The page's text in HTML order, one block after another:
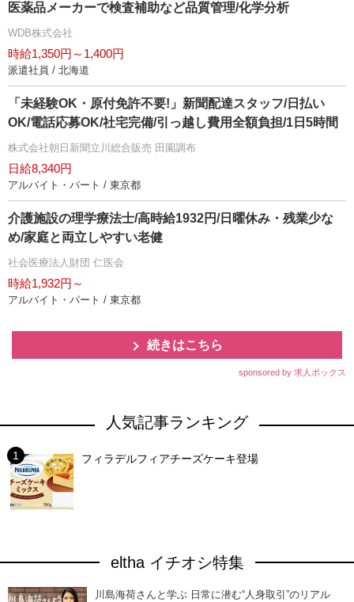
医薬品メーカーで検査補助など品質管理/化学分析
WDB株式会社
時給1,350円～1,400円
派遣社員 / 北海道
「未経験OK・原付免許不要!」新聞配達スタッフ/日払い
OK/電話応募OK/社宅完備/引っ越し費用全額負担/1日5時間
株式会社朝日新聞立川総合販売 田園調布
日給8,340円
アルバイト・パート / 東京都
介護施設の理学療法士/高時給1932円/日曜休み・残業少な
め/家庭と両立しやすい老健
社会医療法人財団 仁医会
時給1,932円～
アルバイト・パート / 東京都
続きはこちら
sponsored by 求人ボックス
人気記事ランキング
フィラデルフィアチーズケーキ登場
eltha イチオシ特集
川島海荷さんと学ぶ 日常に潜む“人身取引”のリアル